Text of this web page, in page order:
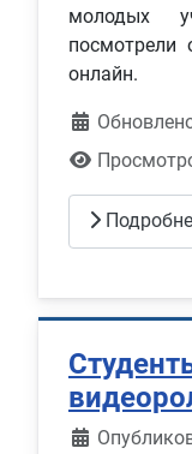
молодых
посмотрели
онлайн.
Информация